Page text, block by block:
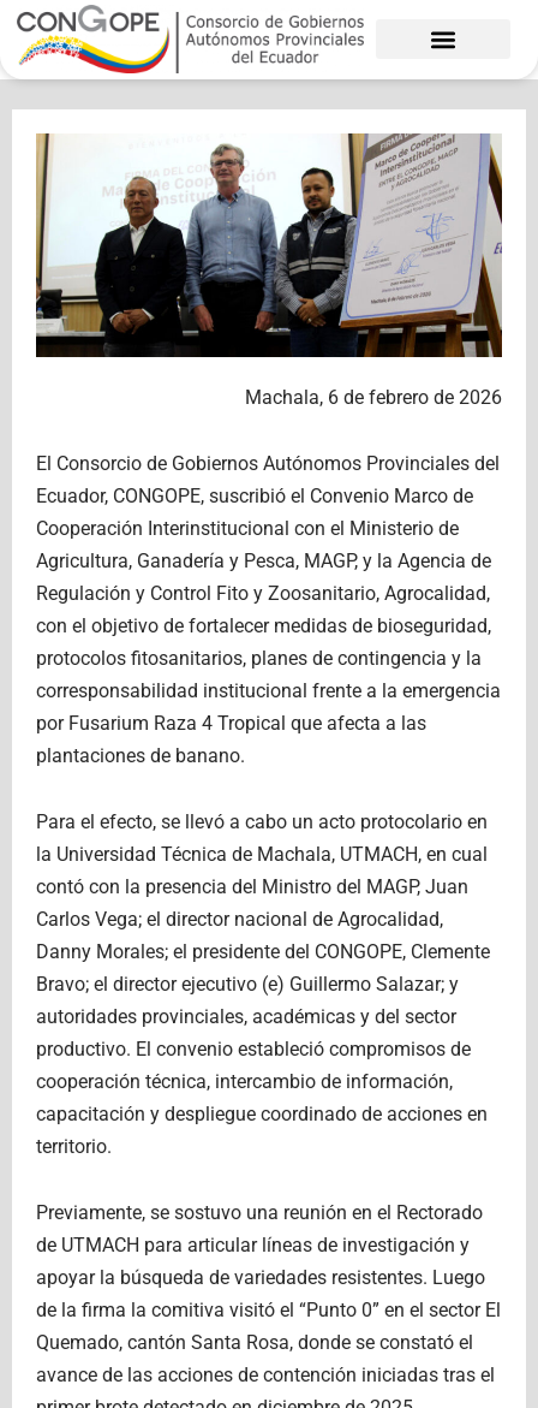
contenido
Machala, 6 de febrero de 2026
El Consorcio de Gobiernos Autónomos Provinciales del
Ecuador, CONGOPE, suscribió el Convenio Marco de
Cooperación Interinstitucional con el Ministerio de
Agricultura, Ganadería y Pesca, MAGP, y la Agencia de
Regulación y Control Fito y Zoosanitario, Agrocalidad,
con el objetivo de fortalecer medidas de bioseguridad,
protocolos fitosanitarios, planes de contingencia y la
corresponsabilidad institucional frente a la emergencia
por Fusarium Raza 4 Tropical que afecta a las
plantaciones de banano.
Para el efecto, se llevó a cabo un acto protocolario en
la Universidad Técnica de Machala, UTMACH, en cual
contó con la presencia del Ministro del MAGP, Juan
Carlos Vega; el director nacional de Agrocalidad,
Danny Morales; el presidente del CONGOPE, Clemente
Bravo; el director ejecutivo (e) Guillermo Salazar; y
autoridades provinciales, académicas y del sector
productivo. El convenio estableció compromisos de
cooperación técnica, intercambio de información,
capacitación y despliegue coordinado de acciones en
territorio.
Previamente, se sostuvo una reunión en el Rectorado
de UTMACH para articular líneas de investigación y
apoyar la búsqueda de variedades resistentes. Luego
de la firma la comitiva visitó el “Punto 0” en el sector El
Quemado, cantón Santa Rosa, donde se constató el
avance de las acciones de contención iniciadas tras el